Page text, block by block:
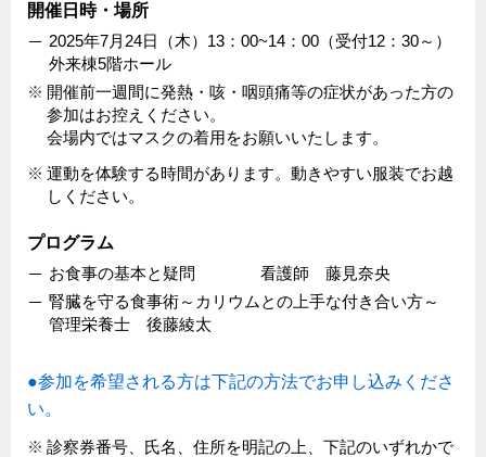
開催日時・場所
2025年7月24日（木）13：00~14：00（受付12：30～）
外来棟5階ホール
開催前一週間に発熱・咳・咽頭痛等の症状があった方の
参加はお控えください。
会場内ではマスクの着用をお願いいたします。
運動を体験する時間があります。動きやすい服装でお越
しください。
プログラム
お食事の基本と疑問 看護師 藤見奈央
腎臓を守る食事術～カリウムとの上手な付き合い方～
管理栄養士 後藤綾太
●参加を希望される方は下記の方法でお申し込みくださ
い。
診察券番号、氏名、住所を明記の上、下記のいずれかで